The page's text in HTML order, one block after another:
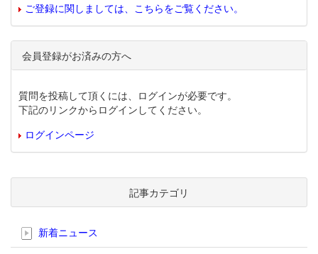
ご登録に関しましては、こちらをご覧ください。
会員登録がお済みの方へ
質問を投稿して頂くには、ログインが必要です。
下記のリンクからログインしてください。
ログインページ
記事カテゴリ
新着ニュース